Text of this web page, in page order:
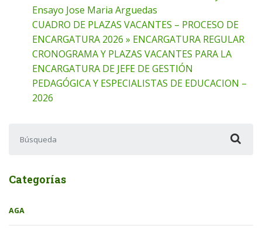
Ensayo Jose Maria Arguedas
CUADRO DE PLAZAS VACANTES – PROCESO DE
ENCARGATURA 2026 » ENCARGATURA REGULAR
CRONOGRAMA Y PLAZAS VACANTES PARA LA
ENCARGATURA DE JEFE DE GESTIÓN
PEDAGÓGICA Y ESPECIALISTAS DE EDUCACION –
2026
Categorías
AGA